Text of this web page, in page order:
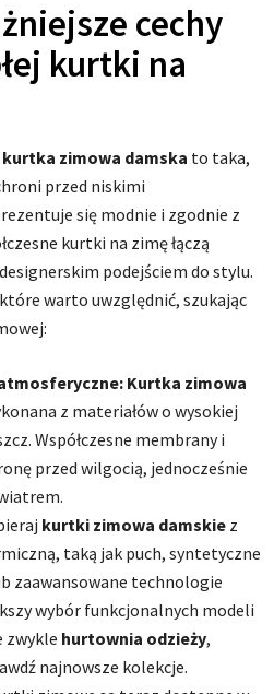
cechy
kurtki na
zimowa damska to taka,
przed niskimi
się modnie i zgodnie z
kurtki na zimę łączą
podejściem do stylu.
warto uwzględnić, szukając
Kurtka zimowa
z materiałów o wysokiej
Współczesne membrany i
przed wilgocią, jednocześnie
kurtki zimowa damskie z
taką jak puch, syntetyczne
zaawansowane technologie
wybór funkcjonalnych modeli
zwykle hurtownia odzieży,
najnowsze kolekcje.